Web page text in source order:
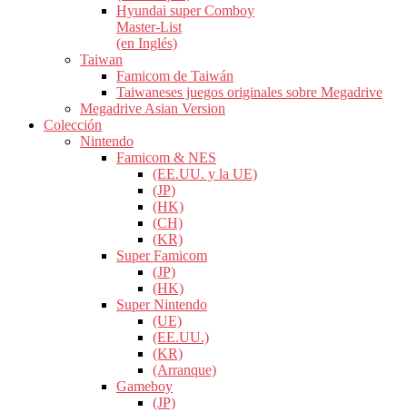
Hyundai super Comboy
Master-List
(en Inglés)
Taiwan
Famicom de Taiwán
Taiwaneses juegos originales sobre Megadrive
Megadrive Asian Version
Colección
Nintendo
Famicom & NES
(EE.UU. y la UE)
(JP)
(HK)
(CH)
(KR)
Super Famicom
(JP)
(HK)
Super Nintendo
(UE)
(EE.UU.)
(KR)
(Arranque)
Gameboy
(JP)